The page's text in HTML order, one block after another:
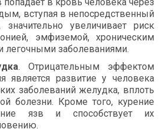
, вступая в непосредственный
значительно увеличивает
риск
, эмфиземой,хроническим
легочными заболеваниями.
. Отрицательным
эффектом
является развитие у человека
заболеваний желудка, вплоть
болезни. Кроме того, курение
язв и способствует
их
.